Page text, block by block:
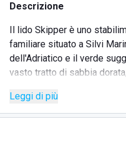
Descrizione
Il lido Skipper è uno
familiare situato a Silvi
dell'Adriatico e il verde
vasto tratto di sabbia
del Monte Gorzano.
Leggi di più